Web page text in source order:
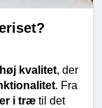
kvalitet, der
. Fra
i træ til det